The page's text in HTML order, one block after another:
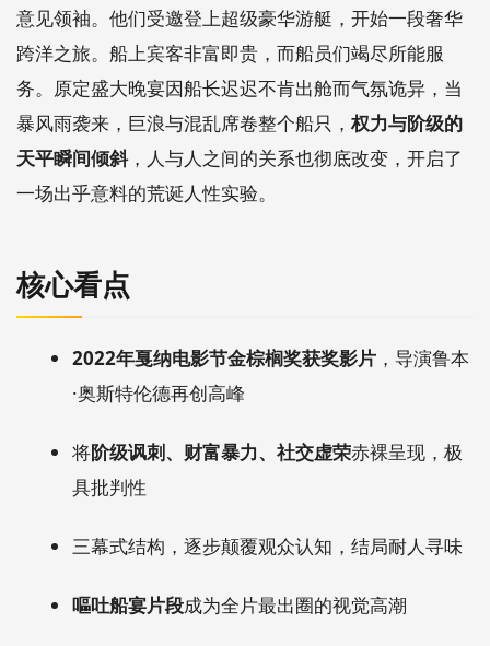
意见领袖。他们受邀登上超级豪华游艇，开始一段奢华
跨洋之旅。船上宾客非富即贵，而船员们竭尽所能服
务。原定盛大晚宴因船长迟迟不肯出舱而气氛诡异，当
暴风雨袭来，巨浪与混乱席卷整个船只，权力与阶级的
天平瞬间倾斜，人与人之间的关系也彻底改变，开启了
一场出乎意料的荒诞人性实验。
核心看点
2022年戛纳电影节金棕榈奖获奖影片 ，导演鲁本
·奥斯特伦德再创高峰
将阶级讽刺、财富暴力、社交虚荣赤裸呈现，极
具批判性
三幕式结构，逐步颠覆观众认知，结局耐人寻味
嘔吐船宴片段成为全片最出圈的视觉高潮